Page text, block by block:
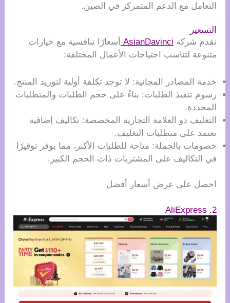
التعامل مع الدعم المتمركز في الصين.
التسعير
تقدم شركة AsianDavinci أسعارًا تنافسية مع خيارات
متنوعة لتناسب احتياجات الأعمال المختلفة:
خدمة المصادر المجانية: لا توجد تكلفة أولية لتوريد المنتج.
رسوم تنفيذ الطلبات: بناءً على حجم الطلبات والمتطلبات
المحددة.
التغليف ذو العلامة التجارية المخصصة: تكاليف إضافية
تعتمد على متطلبات التغليف.
خصومات بالجملة: متاحة للطلبات الأكبر، مما يوفر توفيرًا
في التكاليف على المشتريات ذات الحجم الكبير.
احصل على عرض أسعار أفضل
2. AliExpress